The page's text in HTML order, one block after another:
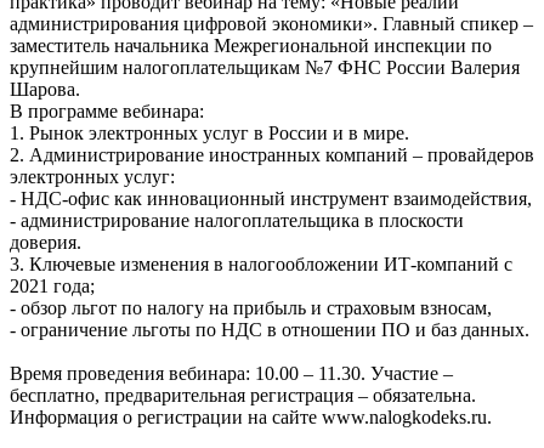
администрирования цифровой экономики». Главный спикер –
заместитель начальника Межрегиональной инспекции по
крупнейшим налогоплательщикам №7 ФНС России Валерия
Шарова.
В программе вебинара:
1. Рынок электронных услуг в России и в мире.
2. Администрирование иностранных компаний – провайдеров
электронных услуг:
- НДС-офис как инновационный инструмент взаимодействия,
- администрирование налогоплательщика в плоскости
доверия.
3. Ключевые изменения в налогообложении ИТ-компаний с
2021 года;
- обзор льгот по налогу на прибыль и страховым взносам,
- ограничение льготы по НДС в отношении ПО и баз данных.
Время проведения вебинара: 10.00 – 11.30. Участие –
бесплатно, предварительная регистрация – обязательна.
Информация о регистрации на сайте www.nalogkodeks.ru.